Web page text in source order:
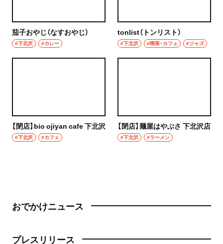
茄子おやじ（なすおやじ）
#下北沢 #カレー
tonlist（トンリスト）
#下北沢 #喫茶・カフェ #ジャズ
【閉店】bio ojiyan cafe 下北沢
#下北沢 #カフェ
【閉店】麺屋はやぶさ 下北沢店
#下北沢 #ラーメン
おでかけニュース
プレスリリース